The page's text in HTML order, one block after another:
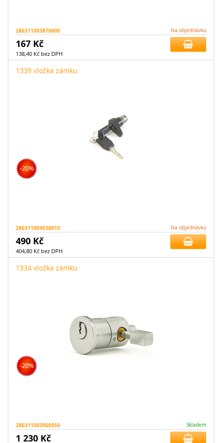
286311003870000 Na objednávku
167 Kč
138,40 Kč bez DPH
1339 vložka zámku
-20%
286311004030010 Na objednávku
490 Kč
404,80 Kč bez DPH
1334 vložka zámku
-20%
286311003960050 Skladem
1 230 Kč